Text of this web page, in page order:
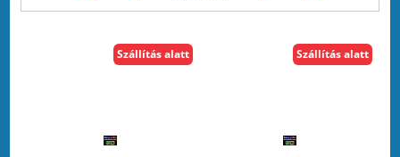
Szállítás alatt Szállítás alatt